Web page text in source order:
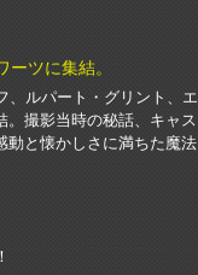
ツに集結。
、ルパート・グリント、エ
。撮影当時の秘話、キャス
動と懐かしさに満ちた魔法